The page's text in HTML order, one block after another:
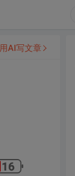
用AI写文章